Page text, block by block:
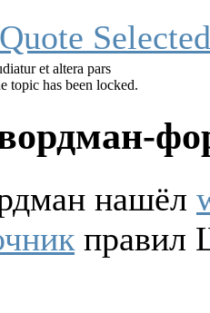
et altera pars
topic has been locked.
нашёл
правил